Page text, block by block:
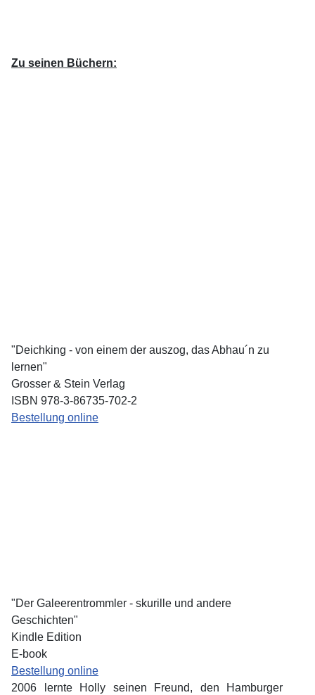
Zu seinen Büchern:
"Deichking - von einem der auszog, das Abhau´n zu
lernen"
Grosser & Stein Verlag
ISBN 978-3-86735-702-2
Bestellung online
"Der Galeerentrommler - skurille und andere
Geschichten"
Kindle Edition
E-book
Bestellung online
2006 lernte Holly seinen Freund, den Hamburger